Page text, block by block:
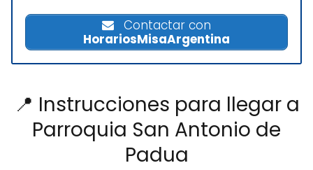
Contactar con
HorariosMisaArgentina
📍 Instrucciones para llegar a
Parroquia San Antonio de
Padua